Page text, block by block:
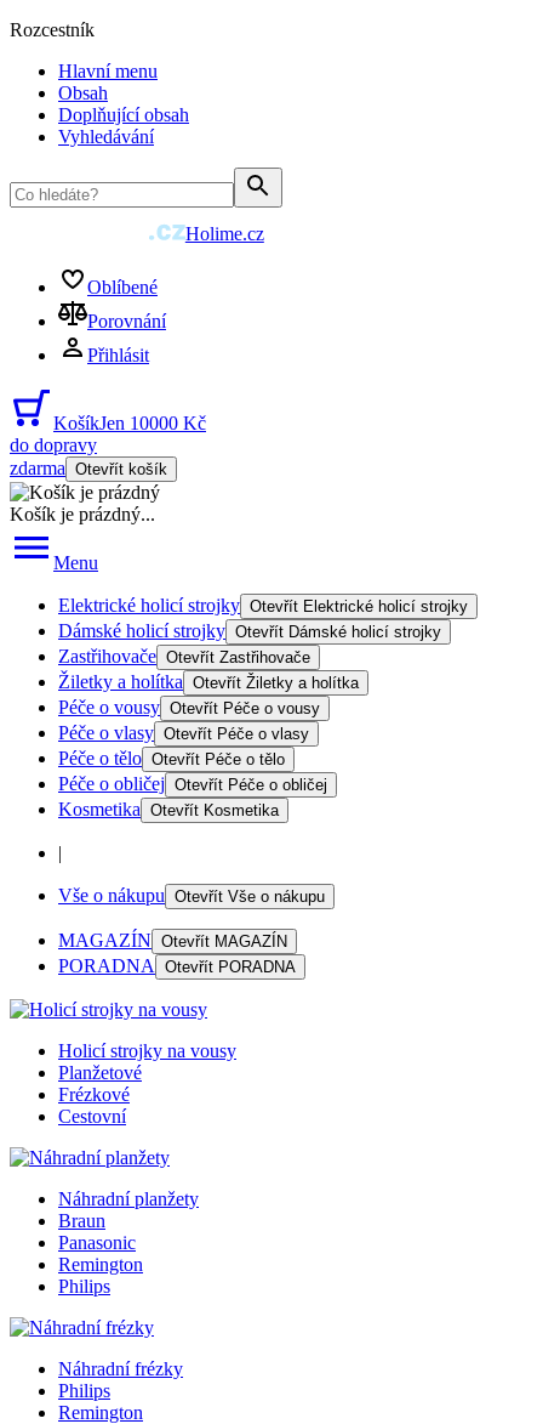
Rozcestník
Hlavní menu
Obsah
Doplňující obsah
Vyhledávání
Holime.cz
Oblíbené
Porovnání
Přihlásit
KošíkJen 10000 Kč
do dopravy
zdarma Otevřít košík
Košík je prázdný...
Menu
Elektrické holicí strojky Otevřít Elektrické holicí strojky
Dámské holicí strojky Otevřít Dámské holicí strojky
Zastřihovače Otevřít Zastřihovače
Žiletky a holítka Otevřít Žiletky a holítka
Péče o vousy Otevřít Péče o vousy
Péče o vlasy Otevřít Péče o vlasy
Péče o tělo Otevřít Péče o tělo
Péče o obličej Otevřít Péče o obličej
Kosmetika Otevřít Kosmetika
|
Vše o nákupu Otevřít Vše o nákupu
MAGAZÍN Otevřít MAGAZÍN
PORADNA Otevřít PORADNA
Holicí strojky na vousy
Planžetové
Frézkové
Cestovní
Náhradní planžety
Braun
Panasonic
Remington
Philips
Náhradní frézky
Philips
Remington